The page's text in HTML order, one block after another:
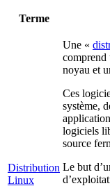
Terme
Distribution
Linux
Une «
comprend
noyau et
Ces
système,
logiciels
source
Le but